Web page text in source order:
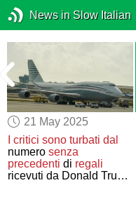
News in Slow Italian
21 May 2025
I critici sono turbati dal
numerosenza
precedenti di regali
ricevuti da Donald Trump